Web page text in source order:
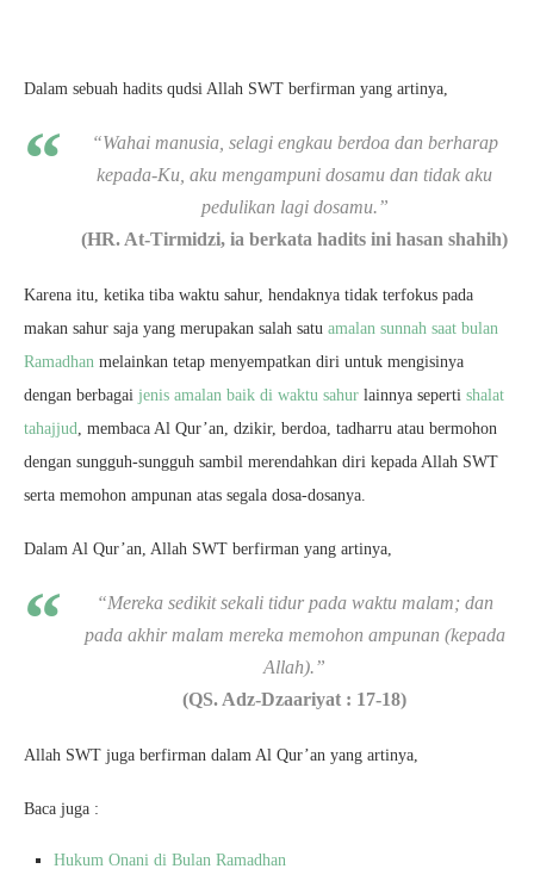
Dalam sebuah hadits qudsi Allah SWT berfirman yang artinya,
“Wahai manusia, selagi engkau berdoa dan berharap
kepada-Ku, aku mengampuni dosamu dan tidak aku
pedulikan lagi dosamu.”
(HR. At-Tirmidzi, ia berkata hadits ini hasan shahih)
Karena itu, ketika tiba waktu sahur, hendaknya tidak terfokus pada
makan sahur saja yang merupakan salah satu amalan sunnah saat bulan
Ramadhan melainkan tetap menyempatkan diri untuk mengisinya
dengan berbagai jenis amalan baik di waktu sahur lainnya seperti shalat
tahajjud, membaca Al Qur’an, dzikir, berdoa, tadharru atau bermohon
dengan sungguh-sungguh sambil merendahkan diri kepada Allah SWT
serta memohon ampunan atas segala dosa-dosanya.
Dalam Al Qur’an, Allah SWT berfirman yang artinya,
“Mereka sedikit sekali tidur pada waktu malam; dan
pada akhir malam mereka memohon ampunan (kepada
Allah).”
(QS. Adz-Dzaariyat : 17-18)
Allah SWT juga berfirman dalam Al Qur’an yang artinya,
Baca juga :
Hukum Onani di Bulan Ramadhan